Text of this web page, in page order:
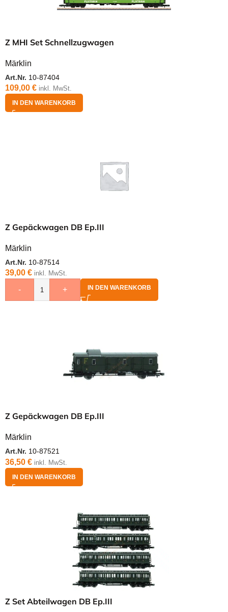
Z MHI Set Schnellzugwagen
Märklin
Art.Nr. 10-87404
109,00 € inkl. MwSt.
IN DEN WARENKORB
Z Gepäckwagen DB Ep.III
Märklin
Art.Nr. 10-87514
39,00 € inkl. MwSt.
- + IN DEN WARENKORB
Z Gepäckwagen DB Ep.III
Märklin
Art.Nr. 10-87521
36,50 € inkl. MwSt.
IN DEN WARENKORB
Z Set Abteilwagen DB Ep.III